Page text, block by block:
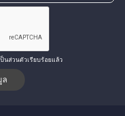
นส่วนตัวเรียบร้อยแล้ว